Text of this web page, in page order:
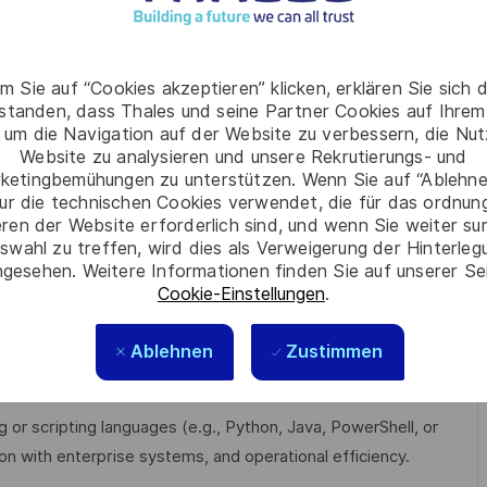
Sie auf “Cookies akzeptieren” klicken, erklären Sie sich
dass Thales und seine Partner Cookies auf
um die Navigation auf der Website zu verbessern, die
Website zu analysieren und unsere Rekrutierungs- und
zu unterstützen. Wenn Sie auf
die technischen Cookies verwendet, die für das
der Website erforderlich sind, und wenn Sie weiter
zu treffen, wird dies als Verweigerung der
Weitere Informationen finden Sie auf unserer
Cookie-Einstellungen.
Ablehnen Zustimmen
of CipherTrust Manager (CM), CipherTrust Transparent
and other related Thales security modules, including
encryption for databases such as Microsoft SQL
at-rest protection.
on experience with KMIP, PKCS#11, REST API,
key generation, distribution, rotation, revocation, and
best practices.
scripting languages (e.g., Python, Java, PowerShell, or
with enterprise systems, and operational efficiency.